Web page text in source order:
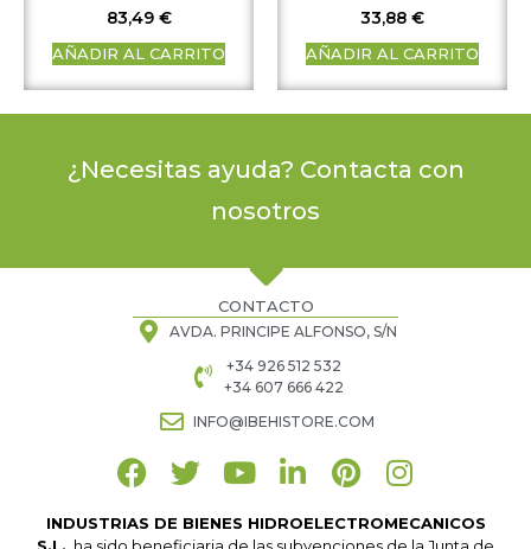
83,49 €
AÑADIR AL CARRITO
33,88 €
AÑADIR AL CARRITO
¿Necesitas ayuda? Contacta con
nosotros
CONTACTO
AVDA. PRINCIPE ALFONSO, S/N
+34 926 512 532
+34 607 666 422
INFO@IBEHISTORE.COM
INDUSTRIAS DE BIENES HIDROELECTROMECANICOS
S.L. ha sido beneficiaria de las subvenciones de la Junta de